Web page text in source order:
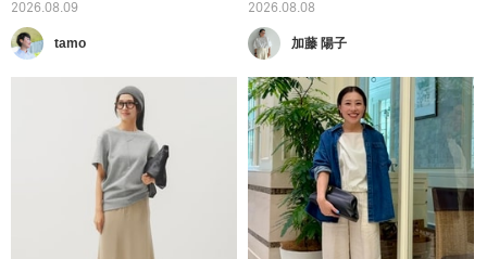
2026.08.09
tamo
2026.08.08
加藤 陽子